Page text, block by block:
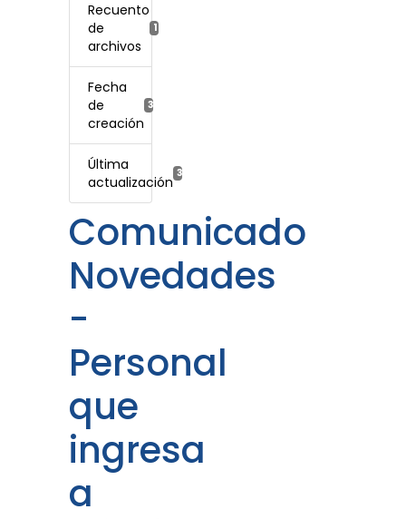
Recuento
de
archivos
1
Fecha
de
creación
3 mayo, 2022
Última
actualización
3 mayo, 2022
Comunicado
Novedades
-
Personal
que
ingresa
a